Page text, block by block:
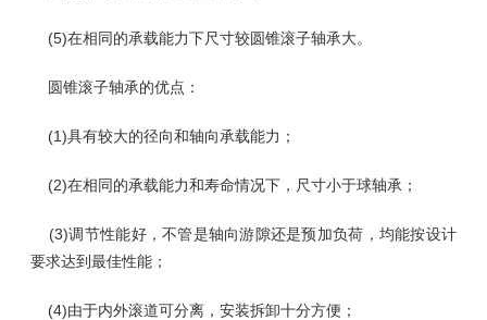
(5)在相同的承载能力下尺寸较圆锥滚子轴承大。
圆锥滚子轴承的优点：
(1)具有较大的径向和轴向承载能力；
(2)在相同的承载能力和寿命情况下，尺寸小于球轴承；
(3)调节性能好，不管是轴向游隙还是预加负荷，均能按设计
要求达到最佳性能；
(4)由于内外滚道可分离，安装拆卸十分方便；